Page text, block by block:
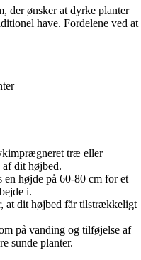
der ønsker at dyrke planter
have. Fordelene ved at
træ eller
dit højbed.
højde på 60-80 cm for et
i.
at dit højbed får tilstrækkeligt
på vanding og tilføjelse af
sunde planter.